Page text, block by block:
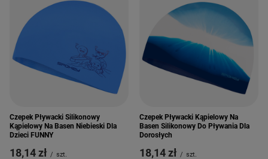
Czepek Pływacki Silikonowy
Kąpielowy Na Basen Niebieski Dla
Dzieci FUNNY
18,14 zł / szt.
Czepek Pływacki Kąpielowy Na
Basen Silikonowy Do Pływania Dla
Dorosłych
18,14 zł / szt.